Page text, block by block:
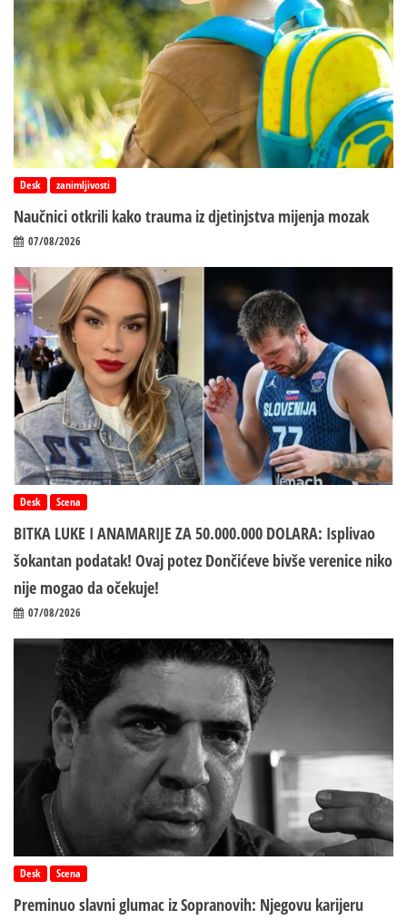
Desk zanimljivosti
Naučnici otkrili kako trauma iz d‌jetinjstva mijenja mozak
07/08/2026
Desk Scena
BITKA LUKE I ANAMARIJE ZA 50.000.000 DOLARA: Isplivao
šokantan podatak! Ovaj potez Dončićeve bivše verenice niko
nije mogao da očekuje!
07/08/2026
Desk Scena
Preminuo slavni glumac iz Sopranovih: Njegovu karijeru